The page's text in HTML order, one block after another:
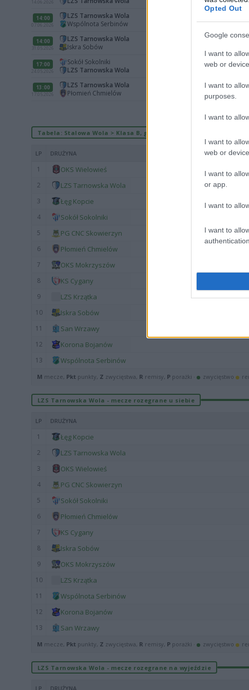
Opted Out
Google
I want to
web or
I want to
purposes.
I want to
I want to
web or
I want to
or app.
I want to
I want to
14.06.2026
14:00
07.06.2026
LZS Tarnowska Wola
Wspólnota Serbinów
14:00
31.05.2026
LZS Tarnowska Wola
Iskra Sobów
17:00
24.05.2026
Sokół Sokolniki
LZS Tarnowska Wola
13:00
17.05.2026
LZS Tarnowska Wola
Płomień Chmielów
Tabela: Stalowa Wola > Klasa B, gr. I (sezon 2025/2026)
LP DRUŻYNA
1 OKS Wielowieś
2 LZS Tarnowska Wola
3 Łęg Kopcie
4 Sokół Sokolniki
5 PG CNC Skowierzyn
6 Płomień Chmielów
7 OKS Mokrzyszów
8 KS Cygany
9 LZS Krzątka
10 Iskra Sobów
11 San Wrzawy
12 Korona Bojanów
13 Wspólnota Serbinów
M mecze, Pkt punkty, Z zwycięstwa, R remisy, P porażki · zwycięstwo
LZS Tarnowska Wola - mecze rozegrane u siebie
LP DRUŻYNA
1 Łęg Kopcie
2 LZS Tarnowska Wola
3 OKS Wielowieś
4 PG CNC Skowierzyn
5 Sokół Sokolniki
6 Płomień Chmielów
7 KS Cygany
8 Iskra Sobów
9 OKS Mokrzyszów
10 LZS Krzątka
11 Wspólnota Serbinów
12 Korona Bojanów
13 San Wrzawy
M mecze, Pkt punkty, Z zwycięstwa, R remisy, P porażki · zwycięstwo
LZS Tarnowska Wola - mecze rozegrane na wyjeździe
LP DRUŻYNA